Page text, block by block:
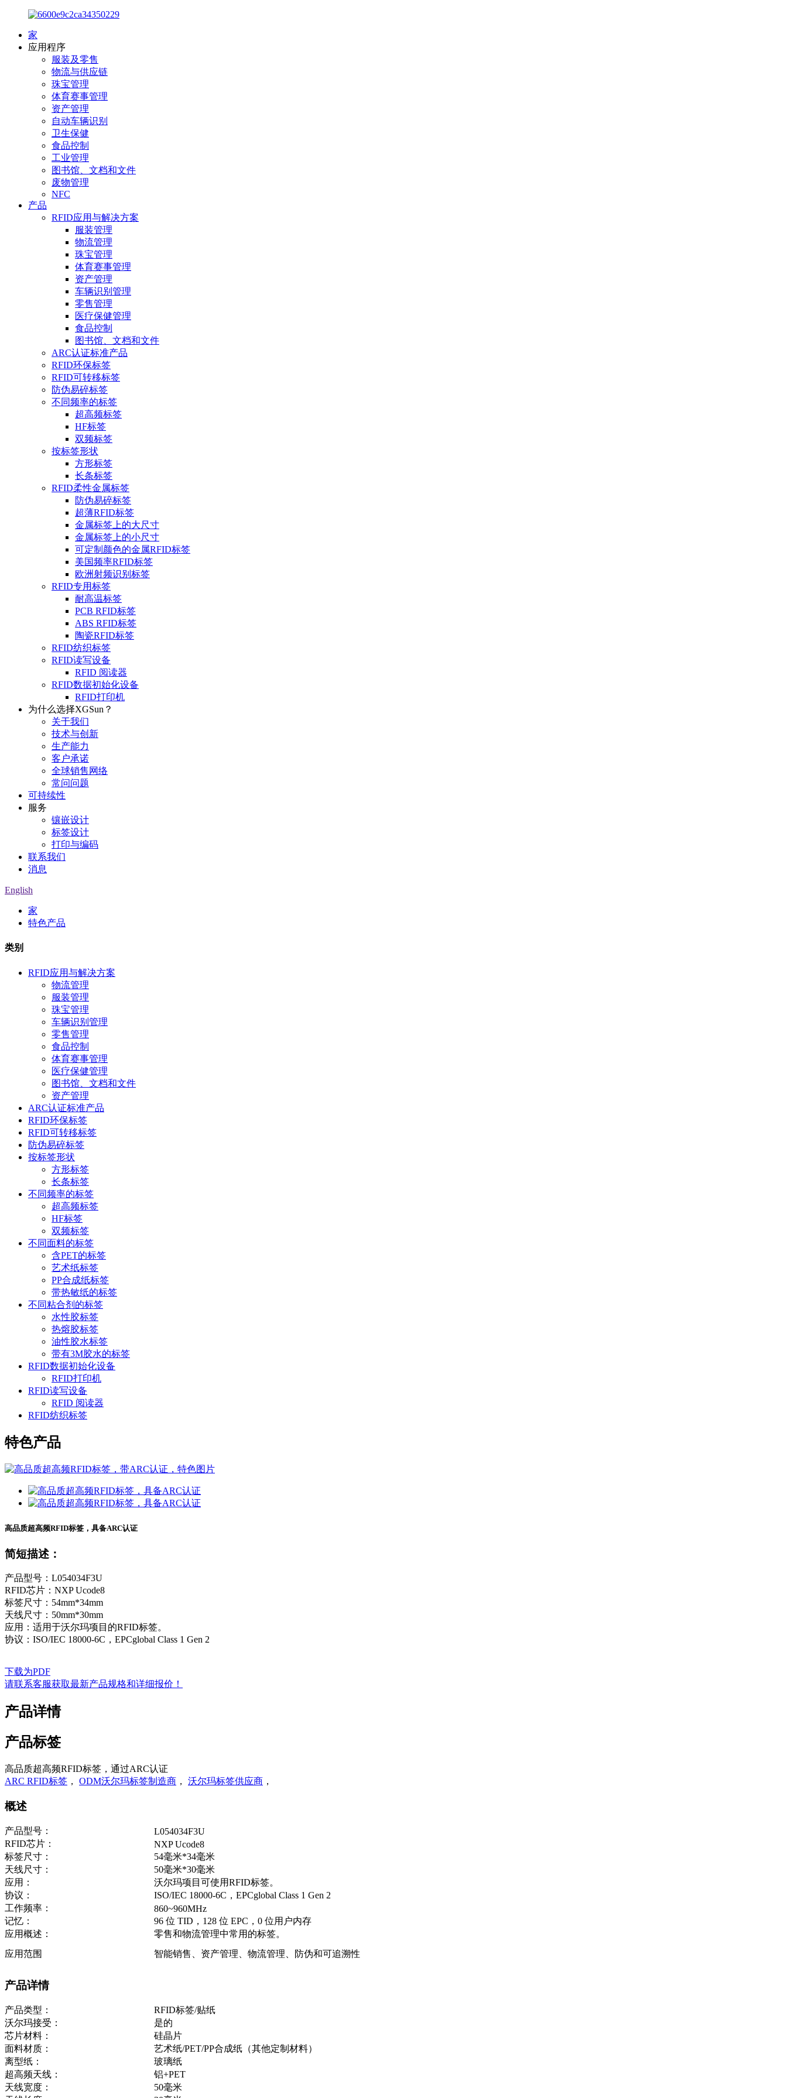
家
应用程序
服装及零售
物流与供应链
珠宝管理
体育赛事管理
资产管理
自动车辆识别
卫生保健
食品控制
工业管理
图书馆、文档和文件
废物管理
NFC
产品
RFID应用与解决方案
服装管理
物流管理
珠宝管理
体育赛事管理
资产管理
车辆识别管理
零售管理
医疗保健管理
食品控制
图书馆、文档和文件
ARC认证标准产品
RFID环保标签
RFID可转移标签
防伪易碎标签
不同频率的标签
超高频标签
HF标签
双频标签
按标签形状
方形标签
长条标签
RFID柔性金属标签
防伪易碎标签
超薄RFID标签
金属标签上的大尺寸
金属标签上的小尺寸
可定制颜色的金属RFID标签
美国频率RFID标签
欧洲射频识别标签
RFID专用标签
耐高温标签
PCB RFID标签
ABS RFID标签
陶瓷RFID标签
RFID纺织标签
RFID读写设备
RFID 阅读器
RFID数据初始化设备
RFID打印机
为什么选择XGSun？
关于我们
技术与创新
生产能力
客户承诺
全球销售网络
常问问题
可持续性
服务
镶嵌设计
标签设计
打印与编码
联系我们
消息
English
家
特色产品
类别
RFID应用与解决方案
物流管理
服装管理
珠宝管理
车辆识别管理
零售管理
食品控制
体育赛事管理
医疗保健管理
图书馆、文档和文件
资产管理
ARC认证标准产品
RFID环保标签
RFID可转移标签
防伪易碎标签
按标签形状
方形标签
长条标签
不同频率的标签
超高频标签
HF标签
双频标签
不同面料的标签
含PET的标签
艺术纸标签
PP合成纸标签
带热敏纸的标签
不同粘合剂的标签
水性胶标签
热熔胶标签
油性胶水标签
带有3M胶水的标签
RFID数据初始化设备
RFID打印机
RFID读写设备
RFID 阅读器
RFID纺织标签
特色产品
高品质超高频RFID标签，具备ARC认证
简短描述：
产品型号：L054034F3U
RFID芯片：NXP Ucode8
标签尺寸：54mm*34mm
天线尺寸：50mm*30mm
应用：适用于沃尔玛项目的RFID标签。
协议：ISO/IEC 18000-6C，EPCglobal Class 1 Gen 2
下载为PDF
请联系客服获取最新产品规格和详细报价！
产品详情
产品标签
高品质超高频RFID标签，通过ARC认证
ARC RFID标签 ， ODM沃尔玛标签制造商 ， 沃尔玛标签供应商 ，
概述
产品型号：
L054034F3U
RFID芯片：
NXP Ucode8
标签尺寸：
54毫米*34毫米
天线尺寸：
50毫米*30毫米
应用：
沃尔玛项目可使用RFID标签。
协议：
ISO/IEC 18000-6C，EPCglobal Class 1 Gen 2
工作频率：
860~960MHz
记忆：
96 位 TID，128 位 EPC，0 位用户内存
应用概述：
零售和物流管理中常用的标签。
应用范围
智能销售、资产管理、物流管理、防伪和可追溯性
产品详情
产品类型：
RFID标签/贴纸
沃尔玛接受：
是的
芯片材料：
硅晶片
面料材质：
艺术纸/PET/PP合成纸（其他定制材料）
离型纸：
玻璃纸
超高频天线：
铝+PET
天线宽度：
50毫米